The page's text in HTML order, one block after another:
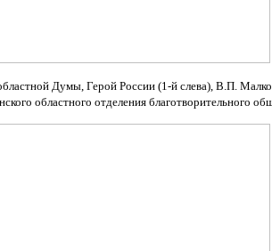
Думы, Герой России (1-й слева), В.П.
областного отделения благотворительного